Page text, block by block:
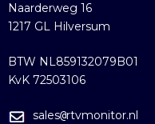
Naarderweg 16
1217 GL Hilversum
BTW NL859132079B01
KvK 72503106
sales@rtvmonitor.nl